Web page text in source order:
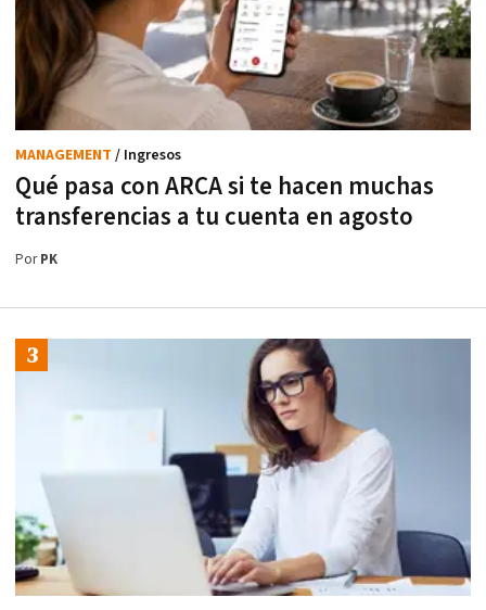
Qué pasa con ARCA si te hacen muchas
transferencias a tu cuenta en agosto
MANAGEMENT / Ingresos
PorPK